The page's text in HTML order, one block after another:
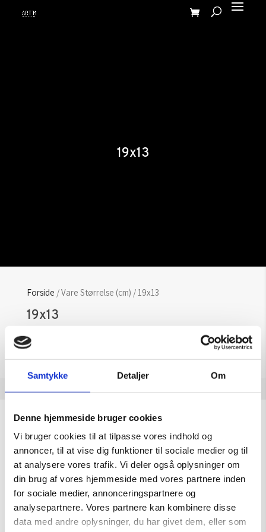
Samtykke Detaljer Om
Denne hjemmeside bruger cookies
Vi bruger cookies til at tilpasse vores indhold og
annoncer, til at vise dig funktioner til sociale medier og til
at analysere vores trafik. Vi deler også oplysninger om
din brug af vores hjemmeside med vores partnere inden
for sociale medier, annonceringspartnere og
analysepartnere. Vores partnere kan kombinere disse
data med andre oplysninger, du har givet dem, eller som
19x13
Forside / Vare Størrelse (cm) / 19x13
19x13
matcher dit valg.
Gælder til og med 15/8
Mandag – Torsdag:09.00 – 16.00
Fredag:09.00 – 15.30
Lørdag, søndag & helligdage:Lukket